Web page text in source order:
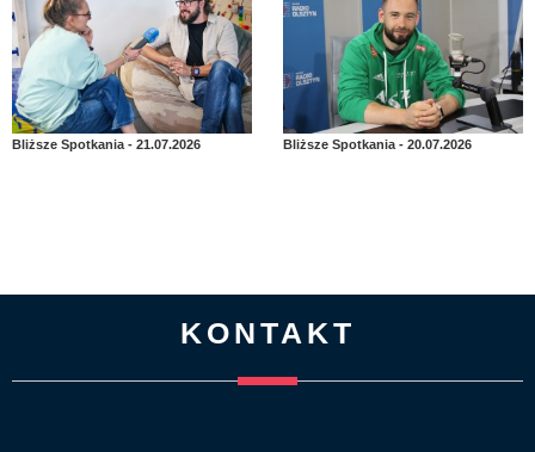
Bliższe Spotkania - 21.07.2026 Bliższe Spotkania - 20.07.2026
KONTAKT